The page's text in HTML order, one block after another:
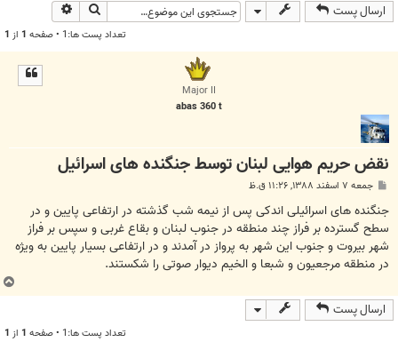
ارسال پست جستجو
تعداد پست ها:1 • صفحه 1 از 1
Major II
abas 360 t
نقض حریم هوایی لبنان توسط جنگنده های اسرائیل
ت
جمعه ۷ اسفند ۱۳۸۸, ۱۱:۲۶ ق.ظ
جنگنده های اسرائیلی اندکی پس از نیمه شب گذشته در ارتفاعی پایین و در
سطح گسترده بر فراز چند منطقه در جنوب لبنان و بقاع غربی و سپس بر فراز
شهر بیروت و جنوب این شهر به پرواز در آمدند و در ارتفاعی بسیار پایین به ویژه
در منطقه مرجعیون و شبعا و الخیم دیوار صوتی را شکستند.
ارسال پست
تعداد پست ها:1 • صفحه 1 از 1